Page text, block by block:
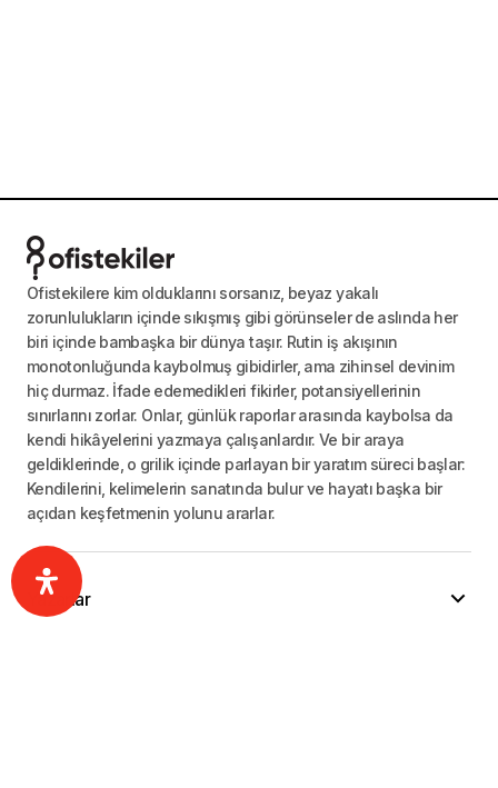
Ofistekilere kim olduklarını sorsanız, beyaz yakalı
zorunlulukların içinde sıkışmış gibi görünseler de aslında her
biri içinde bambaşka bir dünya taşır. Rutin iş akışının
monotonluğunda kaybolmuş gibidirler, ama zihinsel devinim
hiç durmaz. İfade edemedikleri fikirler, potansiyellerinin
sınırlarını zorlar. Onlar, günlük raporlar arasında kaybolsa da
kendi hikâyelerini yazmaya çalışanlardır. Ve bir araya
geldiklerinde, o grilik içinde parlayan bir yaratım süreci başlar:
Kendilerini, kelimelerin sanatında bulur ve hayatı başka bir
açıdan keşfetmenin yolunu ararlar.
Yazarlar